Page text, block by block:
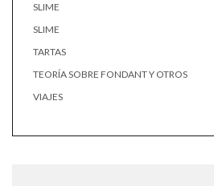
SLIME
SLIME
TARTAS
TEORÍA SOBRE FONDANT Y OTROS
VIAJES